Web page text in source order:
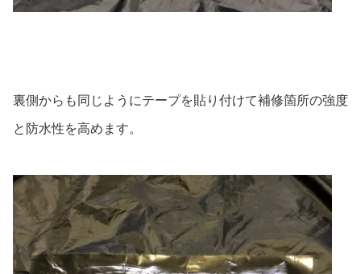
裏側からも同じようにテープを貼り付けて補修箇所の強度
と防水性を高めます。